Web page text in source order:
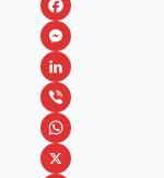
F
a
c
e
b
M
e
s
s
L
i
n
V
iW